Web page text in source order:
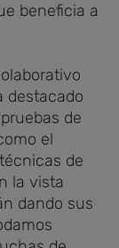
beneficia a
destacado
de
el
de
la vista
dando sus